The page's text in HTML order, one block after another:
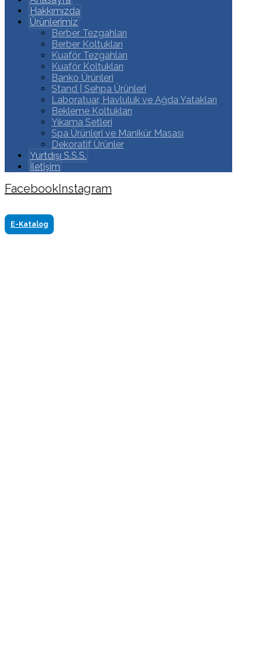
Hakkımızda
Ürünlerimiz
Berber Tezgahları
Berber Koltukları
Kuaför Tezgahları
Kuaför Koltukları
Banko Ürünleri
Stand | Sehpa Ürünleri
Laboratuar, Havluluk ve Ağda Yatakları
Bekleme Koltukları
Yıkama Setleri
Spa Ürünleri ve Manikür Masası
Dekoratif Ürünler
Yurtdışı S.S.S.
İletişim
FacebookInstagram
www.akasyareklam.com
E-Katalog